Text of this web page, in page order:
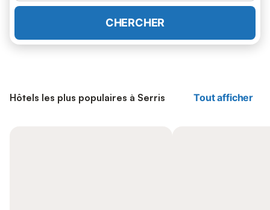
CHERCHER
Hôtels les plus populaires à Serris Tout afficher